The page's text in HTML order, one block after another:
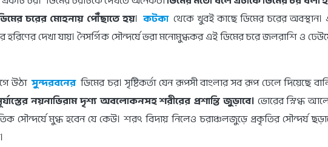
চরের মোহনায় পৌঁছাতে হয়। কটকা থেকে খুবই কাছে ডিমের চরের
হরিণের দেখা যায়। নৈসর্গিক সৌন্দর্যে ভরা মনোমুগ্ধকর এই ডিমের চরে জলরাশি ও
উঠা সুন্দরবনের ডিমের চর। সৃষ্টিকর্তা যেন রূপসী বাংলার সব রূপ ঢেলে দিয়েছে
নয়নাভিরাম দৃশ্য অবলোকনসহ শরীরের প্রশান্তি জুড়াবে। ভোরের স্নিগ্ধ
সৌন্দর্যে মুগ্ধ হবেন যে কেউ। শরৎ বিদায় নিলেও চরাঞ্চলজুড়ে প্রকৃতির সৌন্দর্য